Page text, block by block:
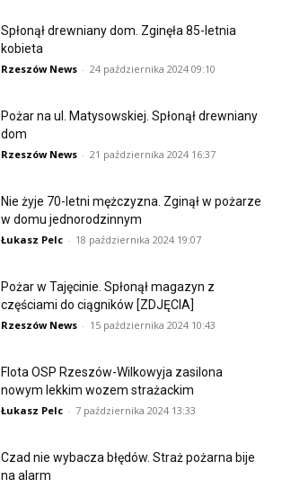
Spłonął drewniany dom. Zginęła 85-letnia
kobieta
Rzeszów News - 24 października 2024 09:10
Pożar na ul. Matysowskiej. Spłonął drewniany
dom
Rzeszów News - 21 października 2024 16:37
Nie żyje 70-letni mężczyzna. Zginął w pożarze
w domu jednorodzinnym
Łukasz Pelc - 18 października 2024 19:07
Pożar w Tajęcinie. Spłonął magazyn z
częściami do ciągników [ZDJĘCIA]
Rzeszów News - 15 października 2024 10:43
Flota OSP Rzeszów-Wilkowyja zasilona
nowym lekkim wozem strażackim
Łukasz Pelc - 7 października 2024 13:33
Czad nie wybacza błędów. Straż pożarna bije
na alarm